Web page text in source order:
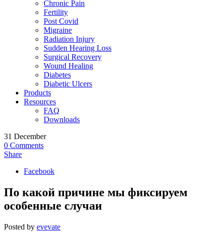
Chronic Pain
Fertility
Post Covid
Migraine
Radiation Injury
Sudden Hearing Loss
Surgical Recovery
Wound Healing
Diabetes
Diabetic Ulcers
Products
Resources
FAQ
Downloads
31 December
0 Comments
Share
Facebook
По какой причине мы фиксируем
особенные случаи
Posted by evevate